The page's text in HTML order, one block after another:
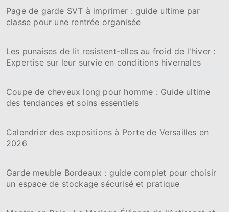
Page de garde SVT à imprimer : guide ultime par
classe pour une rentrée organisée
Les punaises de lit resistent-elles au froid de l'hiver :
Expertise sur leur survie en conditions hivernales
Coupe de cheveux long pour homme : Guide ultime
des tendances et soins essentiels
Calendrier des expositions à Porte de Versailles en
2026
Garde meuble Bordeaux : guide complet pour choisir
un espace de stockage sécurisé et pratique